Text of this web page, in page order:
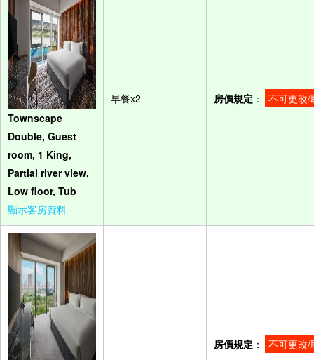
Townscape
Double, Guest
room, 1 King,
Partial river view,
Low floor, Tub
顯示客房資料
早餐x2 房價規定 ： 不可更改/
房價規定 ： 不可更改/